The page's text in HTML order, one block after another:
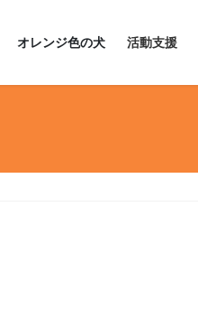
オレンジ色の犬 活動支援